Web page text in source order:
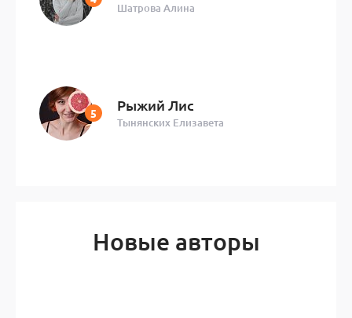
Шатрова Алина
Рыжий Лис
Тынянских Елизавета
Новые авторы